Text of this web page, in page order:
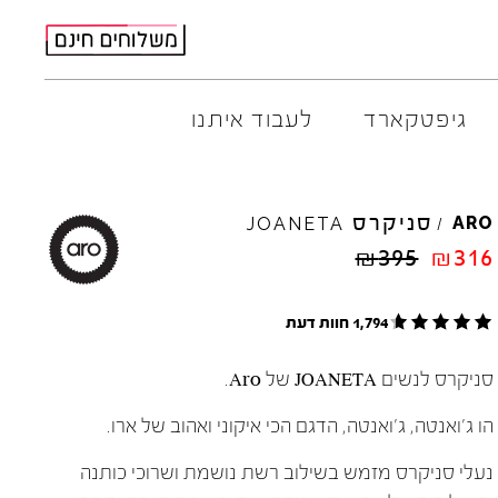
AMBITIOUS
CRIME LONDON
ELIA
EL
GOLA
LE
גיפטקארד לעבוד איתנו
ARO
/ סניקרס JOANETA
₪395 ₪316
1,794 חוות דעת
סניקרס לנשים JOANETA של Aro.
הו ג'ואנטה, ג'ואנטה, הדגם הכי איקוני ואהוב של ארו.
נעלי סניקרס מזמש בשילוב רשת נושמת ושרוכי כותנה